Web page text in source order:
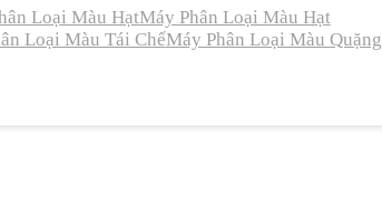
Loại Màu HạtMáy Phân Loại Màu Hạt
Loại Màu Tái ChếMáy Phân Loại Màu Quặng